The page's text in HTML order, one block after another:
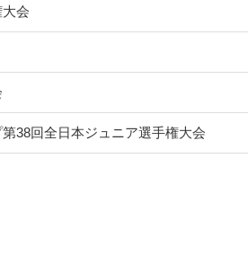
会
38回全日本ジュニア選手権大会